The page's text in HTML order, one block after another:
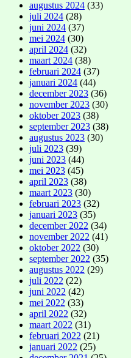
augustus 2024 (33)
juli 2024 (28)
juni 2024 (37)
mei 2024 (30)
april 2024 (32)
maart 2024 (38)
februari 2024 (37)
januari 2024 (44)
december 2023 (36)
november 2023 (30)
oktober 2023 (38)
september 2023 (38)
augustus 2023 (30)
juli 2023 (39)
juni 2023 (44)
mei 2023 (45)
april 2023 (38)
maart 2023 (30)
februari 2023 (32)
januari 2023 (35)
december 2022 (34)
november 2022 (41)
oktober 2022 (30)
september 2022 (35)
augustus 2022 (29)
juli 2022 (22)
juni 2022 (42)
mei 2022 (33)
april 2022 (32)
maart 2022 (31)
februari 2022 (21)
januari 2022 (25)